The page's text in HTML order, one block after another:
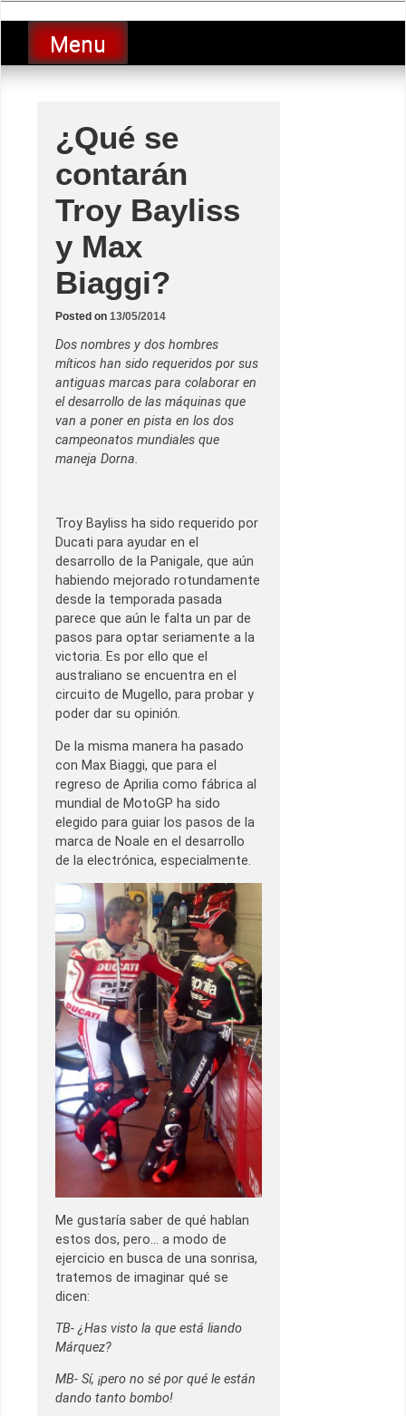
to
contentLucio Lopez GP
luciolopezgp
Menu
¿Qué se
contarán
Troy Bayliss
y Max
Biaggi?
Posted on 13/05/2014
Dos nombres y dos hombres
míticos han sido requeridos por sus
antiguas marcas para colaborar en
el desarrollo de las máquinas que
van a poner en pista en los dos
campeonatos mundiales que
maneja Dorna.
Troy Bayliss ha sido requerido por
Ducati para ayudar en el
desarrollo de la Panigale, que aún
habiendo mejorado rotundamente
desde la temporada pasada
parece que aún le falta un par de
pasos para optar seriamente a la
victoria. Es por ello que el
australiano se encuentra en el
circuito de Mugello, para probar y
poder dar su opinión.
De la misma manera ha pasado
con Max Biaggi, que para el
regreso de Aprilia como fábrica al
mundial de MotoGP ha sido
elegido para guiar los pasos de la
marca de Noale en el desarrollo
de la electrónica, especialmente.
Me gustaría saber de qué hablan
estos dos, pero… a modo de
ejercicio en busca de una sonrisa,
tratemos de imaginar qué se
dicen:
TB- ¿Has visto la que está liando
Márquez?
MB- Sí, ¡pero no sé por qué le están
dando tanto bombo!